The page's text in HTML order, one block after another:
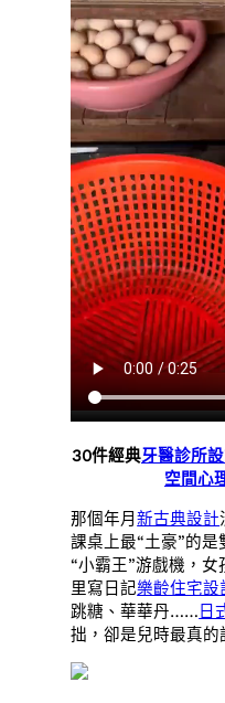
30件經典牙醫診所
空間心
那個年月新古典設計
課桌上最“土豪”的
“小霸王”游戲機，女
里寫日記樂齡住宅設
跳糖、華華丹…… 日
拙，卻是兒時最真的